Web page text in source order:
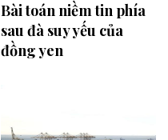
Bài toán niềm tin phía
sau đà suy yếu của
đồng yen